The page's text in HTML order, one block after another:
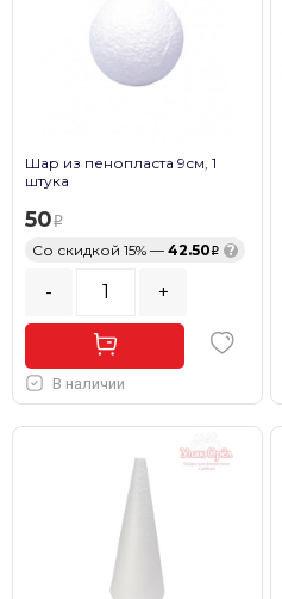
Шар из пенопласта 9см, 1
штука
50
Со скидкой 15% — 42.50 ?
- +
В наличии